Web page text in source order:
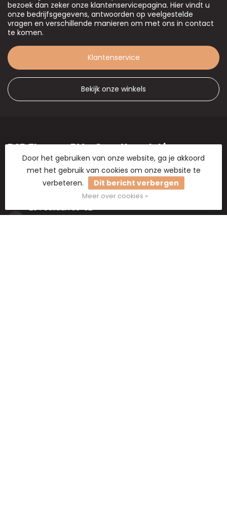
bezoek dan zeker onze klantenservicepagina. Hier vindt u
onze bedrijfsgegevens, antwoorden op veelgestelde
vragen en verschillende manieren om met ons in contact
te komen.
Klantenservice
Bekijk onze winkels
B2B Flowers BV - Groothandel in
droogbloemen, bloemisterij artikelen en
hobbymaterialen.
Groothandel in droogbloemen
2e Poellaan 30-32
Door het gebruiken van onze website, ga je akkoord
met het gebruik van cookies om onze website te
verbeteren.
Dit bericht verbergen
Meer over cookies »